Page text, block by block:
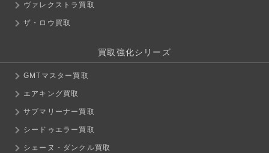
ヴァレクストラ買取
ザ・ロウ買取
買取強化シリーズ
GMTマスター買取
エアキング買取
サブマリーナー買取
シードゥエラー買取
シェーヌ・ダンクル買取